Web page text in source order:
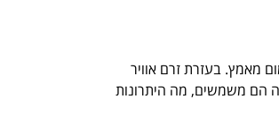
מאמץ. בעזרת זרם אוויר
הם משמשים, מה היתרונות